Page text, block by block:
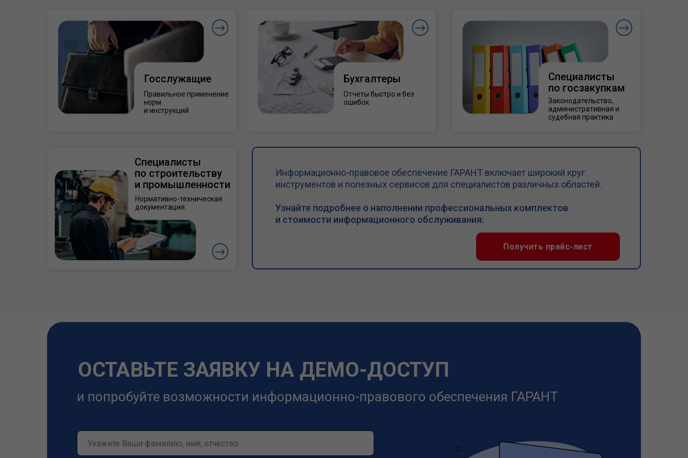
Госслужащие
Правильное применение
норм
и инструкций
Бухгалтеры
Отчеты быстро и без
ошибок
Специалисты
по госзакупкам
Законодательство,
административная и
судебная практика
Получить прайс-лист
Специалисты
по строительству
и промышленности
Нормативно-техническая
документация
Информационно-правовое обеспечение ГАРАНТ включает широкий круг
инструментов и полезных сервисов для специалистов различных областей.
Узнайте подробнее о наполнении профессиональных комплектов
и стоимости информационного обслуживания:
и попробуйте возможности информационно-правового обеспечения ГАРАНТ
ОСТАВЬТЕ ЗАЯВКУ НА ДЕМО-ДОСТУП